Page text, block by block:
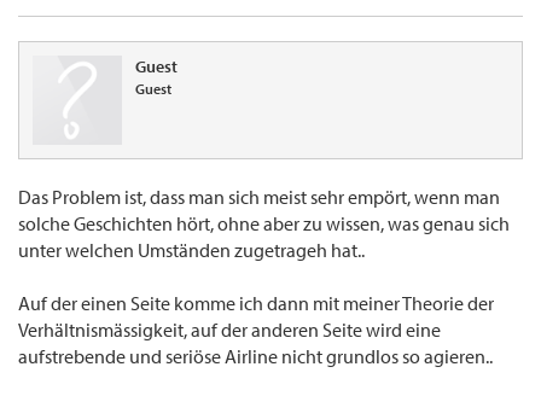
Guest
Guest
Das Problem ist, dass man sich meist sehr empört, wenn man
solche Geschichten hört, ohne aber zu wissen, was genau sich
unter welchen Umständen zugetrageh hat..
Auf der einen Seite komme ich dann mit meiner Theorie der
Verhältnismässigkeit, auf der anderen Seite wird eine
aufstrebende und seriöse Airline nicht grundlos so agieren..